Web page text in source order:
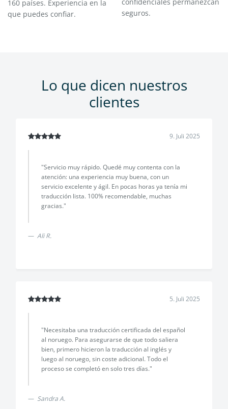
160 países. Experiencia en la
que puedes confiar.
seguros.
Lo que dicen nuestros
clientes
9. Juli 2025
"Servicio muy rápido. Quedé muy contenta con la
atención: una experiencia muy buena, con un
servicio excelente y ágil. En pocas horas ya tenía mi
traducción lista. 100% recomendable, muchas
gracias."
Ali R.
5. Juli 2025
"Necesitaba una traducción certificada del español
al noruego. Para asegurarse de que todo saliera
bien, primero hicieron la traducción al inglés y
luego al noruego, sin coste adicional. Todo el
proceso se completó en solo tres días."
Sandra A.